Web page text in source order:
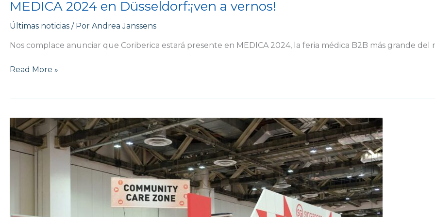
MEDICA 2024 en Düsseldorf:¡ven a vernos!
Últimas noticias / Por Andrea Janssens
Nos complace anunciar que Coriberica estará presente en MEDICA 2024, la feria médica B2B más grande del
Read More »
MEDICAL
FAIR
2024